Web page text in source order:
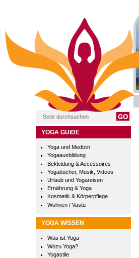
YOGA GUIDE
Yoga und Medizin
Yogaausbildung
Bekleidung & Accessoires
Yogabücher, Musik, Videos
Urlaub und Yogareisen
Ernährung & Yoga
Kosmetik & Körperpflege
Wohnen / Vastu
YOGA WISSEN
Was ist Yoga
Wozu Yoga?
Yogastile